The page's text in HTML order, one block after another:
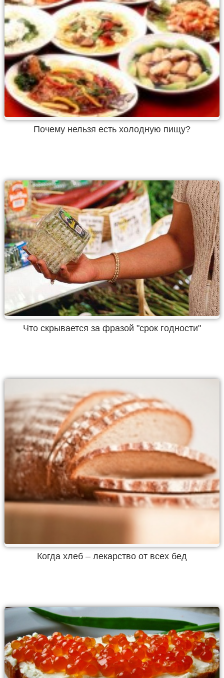
Почему нельзя есть холодную пищу?
Что скрывается за фразой "срок годности"
Когда хлеб – лекарство от всех бед